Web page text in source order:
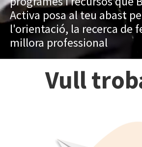
Activa posa al teu abast
l'orientació, la recerca de
millora professional
Vull